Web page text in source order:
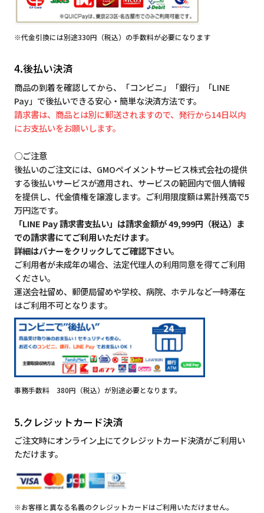
※代金引換には別途330円（税込）の手数料が必要になります
4.後払い決済
商品の到着を確認してから、「コンビニ」「銀行」「LINE
Pay」で後払いできる安心・簡単な決済方法です。
請求書は、商品とは別に郵送されますので、発行から14日以内
にお支払いをお願いします。
○ご注意
後払いのご注文には、GMOペイメントサービス株式会社の提供
する後払いサービスが適用され、サービスの範囲内で個人情報
を提供し、代金債権を譲渡します。ご利用限度額は累計残高で5
万円迄です。
「LINE Pay 請求書支払い」は請求金額が 49,999円（税込）ま
での請求書にてご利用いただけます。
詳細はバナーをクリックしてご確認下さい。
ご利用者が未成年の場合、法定代理人の利用同意を得てご利用
ください。
運送会社留め、郵便局留めや学校、病院、ホテルなど一時滞在
はご利用不可となります。
事務手数料 380円（税込）が別途必要となります。
5.クレジットカード決済
ご注文時にオンライン上にてクレジットカード決済がご利用い
ただけます。
※お客様と異なる名義のクレジットカードはご利用いただけません。